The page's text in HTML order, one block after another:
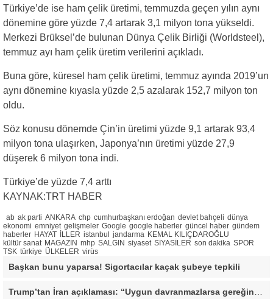
Türkiye’de ise ham çelik üretimi, temmuzda geçen yılın aynı
dönemine göre yüzde 7,4 artarak 3,1 milyon tona yükseldi.
Merkezi Brüksel’de bulunan Dünya Çelik Birliği (Worldsteel),
temmuz ayı ham çelik üretim verilerini açıkladı.
Buna göre, küresel ham çelik üretimi, temmuz ayında 2019’un
aynı dönemine kıyasla yüzde 2,5 azalarak 152,7 milyon ton
oldu.
Söz konusu dönemde Çin’in üretimi yüzde 9,1 artarak 93,4
milyon tona ulaşırken, Japonya’nın üretimi yüzde 27,9
düşerek 6 milyon tona indi.
Türkiye’de yüzde 7,4 arttı
KAYNAK:TRT HABER
ab ak parti ANKARA chp cumhurbaşkanı erdoğan devlet bahçeli dünya
ekonomi emniyet gelişmeler Google google haberler güncel haber gündem
haberler HAYAT İLLER istanbul jandarma KEMAL KILIÇDAROĞLU
kültür sanat MAGAZİN mhp SALGIN siyaset SİYASİLER son dakika SPOR
TSK türkiye ÜLKELER virüs
Başkan bunu yaparsa! Sigortacılar kaçak şubeye tepkili